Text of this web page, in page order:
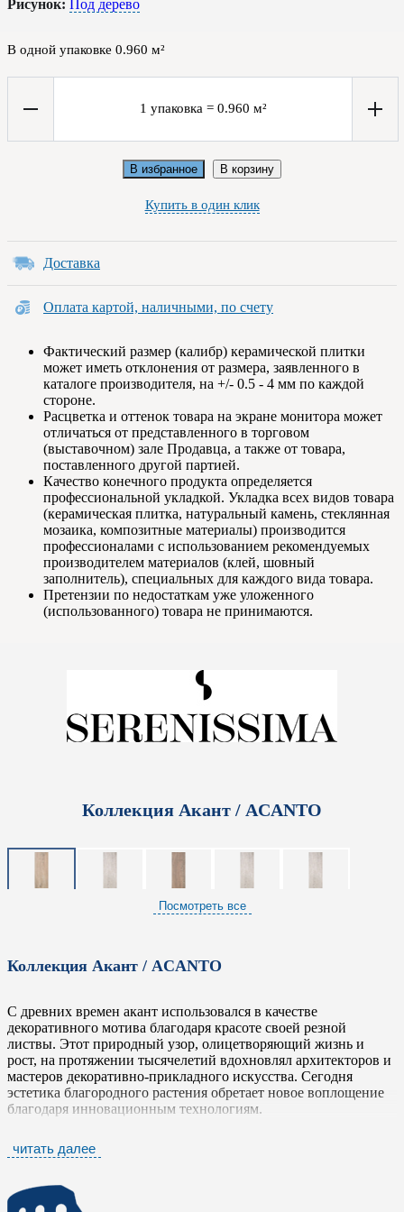
Рисунок: Под дерево
В одной упаковке 0.960 м²
1 упаковка = 0.960 м²
В избранное В корзину
Купить в один клик
Доставка
Оплата картой, наличными, по счету
Фактический размер (калибр) керамической плитки
может иметь отклонения от размера, заявленного в
каталоге производителя, на +/- 0.5 - 4 мм по каждой
стороне.
Расцветка и оттенок товара на экране монитора может
отличаться от представленного в торговом
(выставочном) зале Продавца, а также от товара,
поставленного другой партией.
Качество конечного продукта определяется
профессиональной укладкой. Укладка всех видов товара
(керамическая плитка, натуральный камень, стеклянная
мозаика, композитные материалы) производится
профессионалами с использованием рекомендуемых
производителем материалов (клей, шовный
заполнитель), специальных для каждого вида товара.
Претензии по недостаткам уже уложенного
(использованного) товара не принимаются.
Коллекция Акант / ACANTO
Посмотреть все
Коллекция Акант / ACANTO
С древних времен акант использовался в качестве
декоративного мотива благодаря красоте своей резной
листвы. Этот природный узор, олицетворяющий жизнь и
рост, на протяжении тысячелетий вдохновлял архитекторов и
мастеров декоративно-прикладного искусства. Сегодня
эстетика благородного растения обретает новое воплощение
благодаря инновационным технологиям.
Итальянская фабрика
известная своим безупречным вкусом и вниманием к деталям,
высокого качества, который мастерски имитирует
натуральное дерево. Уникальность решения заключается в
читать далее